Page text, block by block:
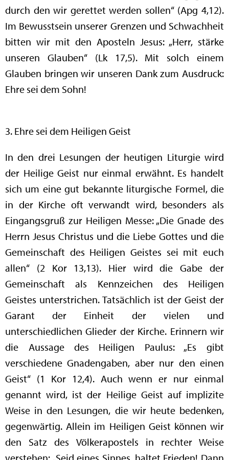
durch den wir gerettet werden sollen“ (Apg 4,12).
Im Bewusstsein unserer Grenzen und Schwachheit
bitten wir mit den Aposteln Jesus: „Herr, stärke
unseren Glauben“ (Lk 17,5). Mit solch einem
Glauben bringen wir unseren Dank zum Ausdruck:
Ehre sei dem Sohn!
3. Ehre sei dem Heiligen Geist
In den drei Lesungen der heutigen Liturgie wird
der Heilige Geist nur einmal erwähnt. Es handelt
sich um eine gut bekannte liturgische Formel, die
in der Kirche oft verwandt wird, besonders als
Eingangsgruß zur Heiligen Messe: „Die Gnade des
Herrn Jesus Christus und die Liebe Gottes und die
Gemeinschaft des Heiligen Geistes sei mit euch
allen“ (2 Kor 13,13). Hier wird die Gabe der
Gemeinschaft als Kennzeichen des Heiligen
Geistes unterstrichen. Tatsächlich ist der Geist der
Garant der Einheit der vielen und
unterschiedlichen Glieder der Kirche. Erinnern wir
die Aussage des Heiligen Paulus: „Es gibt
verschiedene Gnadengaben, aber nur den einen
Geist“ (1 Kor 12,4). Auch wenn er nur einmal
genannt wird, ist der Heilige Geist auf implizite
Weise in den Lesungen, die wir heute bedenken,
gegenwärtig. Allein im Heiligen Geist können wir
den Satz des Völkerapostels in rechter Weise